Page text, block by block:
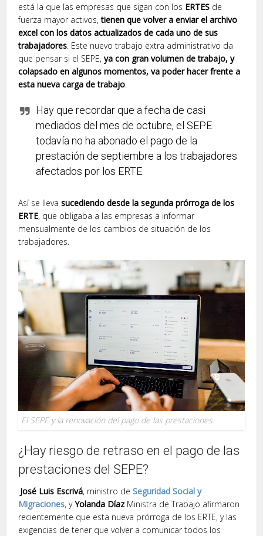
está la que las empresas que sigan con los ERTES de
fuerza mayor activos, tienen que volver a enviar el archivo
excel con los datos actualizados de cada uno de sus
trabajadores . Este nuevo trabajo extra administrativo da
que pensar si el SEPE, ya con gran volumen de trabajo, y
colapsado en algunos momentos, va poder hacer frente a
esta nueva carga de trabajo
Hay que recordar que a fecha de casi
mediados del mes de octubre, el SEPE
todavía no ha abonado el pago de la
prestación de septiembre a los trabajadores
afectados por los ERTE.
Así se llevasucediendo desde la segunda prórroga de los
ERTE, que obligaba a las empresas a informar
mensualmente de los cambios de situación de los
trabajadores.
El SEPE y la renovación del pago de las prestaciones
¿Hay riesgo de retraso en el pago de las
prestaciones del SEPE?
José Luis Escrivá, ministro deSeguridad Social y
Migraciones, yYolanda Díaz Ministra de Trabajo afirmaron
recientemente que esta nueva prórroga de los ERTE, y las
exigencias de tener que volver a comunicar todos los